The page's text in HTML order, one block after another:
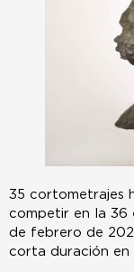
35 cortometrajes
competir en la 36
de febrero de
corta duración en